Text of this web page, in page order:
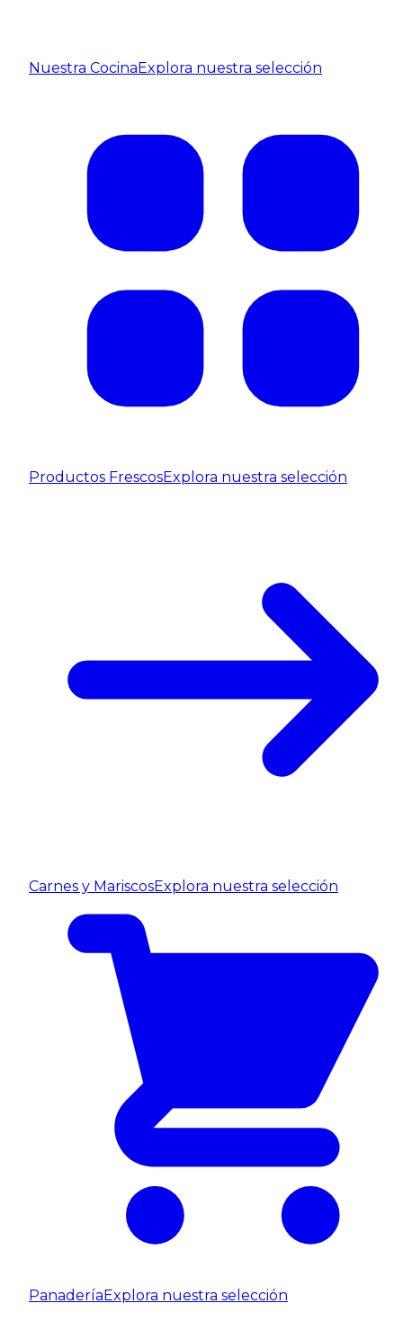
Nuestra CocinaExplora nuestra selección
Productos FrescosExplora nuestra selección
Carnes y MariscosExplora nuestra selección
PanaderíaExplora nuestra selección